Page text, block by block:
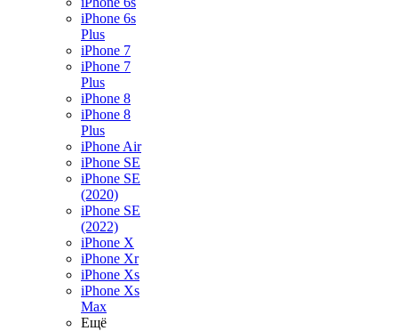
iPhone 6s
Plus
iPhone 7
iPhone 7
Plus
iPhone 8
iPhone 8
Plus
iPhone Air
iPhone SE
iPhone SE
(2020)
iPhone SE
(2022)
iPhone X
iPhone Xr
iPhone Xs
iPhone Xs
Max
Ещё